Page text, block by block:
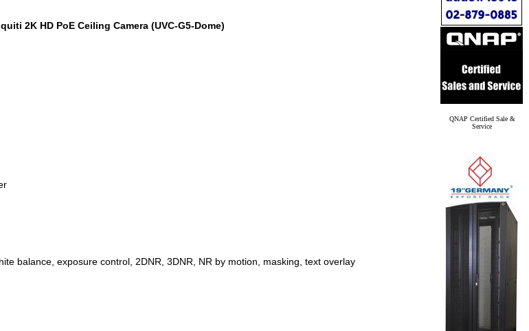
2K HD PoE Ceiling Camera (UVC-G5-Dome)
balance, exposure control, 2DNR, 3DNR, NR by motion, masking, text overlay
QNAP Certified Sale &
Service